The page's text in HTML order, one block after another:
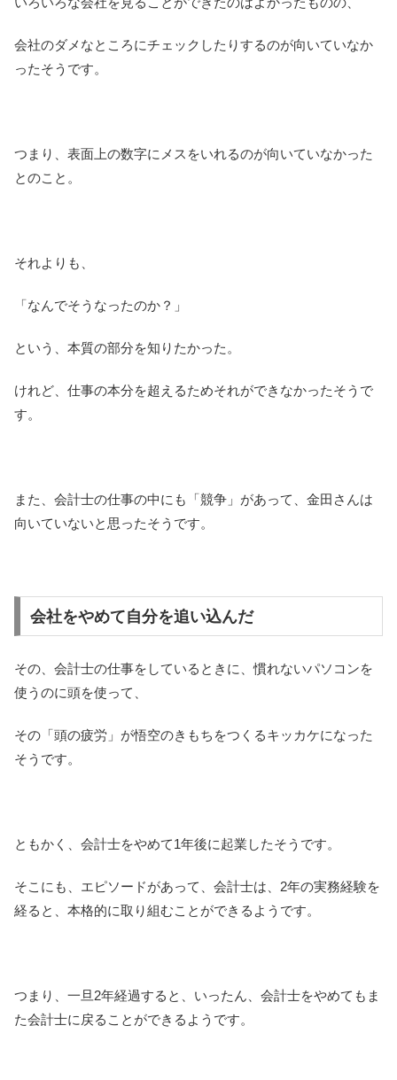
会社のダメなところにチェックしたりするのが向いていなか
ったそうです。
つまり、表面上の数字にメスをいれるのが向いていなかった
とのこと。
それよりも、
「なんでそうなったのか？」
という、本質の部分を知りたかった。
けれど、仕事の本分を超えるためそれができなかったそうで
す。
また、会計士の仕事の中にも「競争」があって、金田さんは
向いていないと思ったそうです。
会社をやめて自分を追い込んだ
その、会計士の仕事をしているときに、慣れないパソコンを
使うのに頭を使って、
その「頭の疲労」が悟空のきもちをつくるキッカケになった
そうです。
ともかく、会計士をやめて1年後に起業したそうです。
そこにも、エピソードがあって、会計士は、2年の実務経験を
経ると、本格的に取り組むことができるようです。
つまり、一旦2年経過すると、いったん、会計士をやめてもま
た会計士に戻ることができるようです。